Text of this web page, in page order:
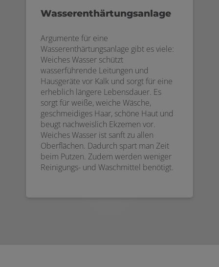
Wasserenthärtungsanlage
Argumente für eine
Wasserenthärtungsanlage gibt es viele:
Weiches Wasser schützt
wasserführende Leitungen und
Hausgeräte vor Kalk und sorgt für eine
erheblich längere Lebensdauer. Es
sorgt für weiße, weiche Wäsche,
geschmeidiges Haar, schöne Haut und
beugt nachweislich Ekzemen vor.
Weiches Wasser ist sanft zu allen
Oberflächen. Dadurch spart man Zeit
beim Putzen. Zudem werden weniger
Reinigungs- und Waschmittel benötigt.